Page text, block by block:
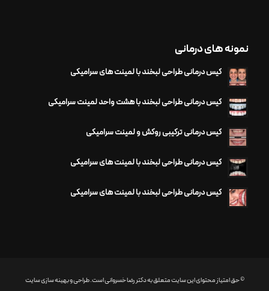
نمونه های درمانی
کیس درمانی طراحی لبخند با لمینت های سرامیکی
کیس درمانی طراحی لبخند با هشت واحد لمینت سرامیکی
کیس درمانی ترکیبی روکش و لمینت سرامیکی
کیس درمانی طراحی لبخند با لمینت های سرامیکی
کیس درمانی طراحی لبخند با لمینت های سرامیکی
© حق امتیاز محتوای این سایت متعلق به دکتر رضا خسروانی است. طراحی و بهینه سازی سایت